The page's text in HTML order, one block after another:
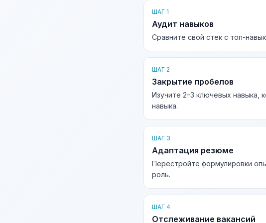
ШАГ 1
Аудит навыков
Сравните свой стек с топ-
ШАГ 2
Закрытие пробелов
Изучите 2–3 ключевых навыка,
навыка.
ШАГ 3
Адаптация резюме
Перестройте формулировки
роль.
ШАГ 4
Отслеживание вакансий